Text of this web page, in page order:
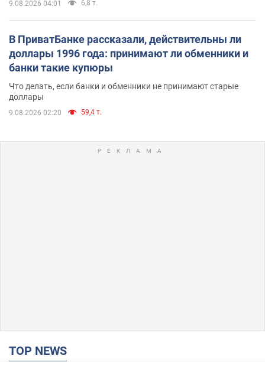
9.08.2026 04:01 6,8 т.
В ПриватБанке рассказали, действительны ли
доллары 1996 года: принимают ли обменники и
банки такие купюры
Что делать, если банки и обменники не принимают старые
доллары
9.08.2026 02:20 59,4 т.
TOP NEWS